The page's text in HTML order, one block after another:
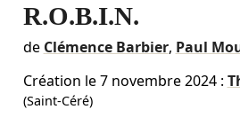
R.O.B.I.N.
de Clémence Barbier, Paul
Création le7 novembre 2024:
(Saint-Céré)